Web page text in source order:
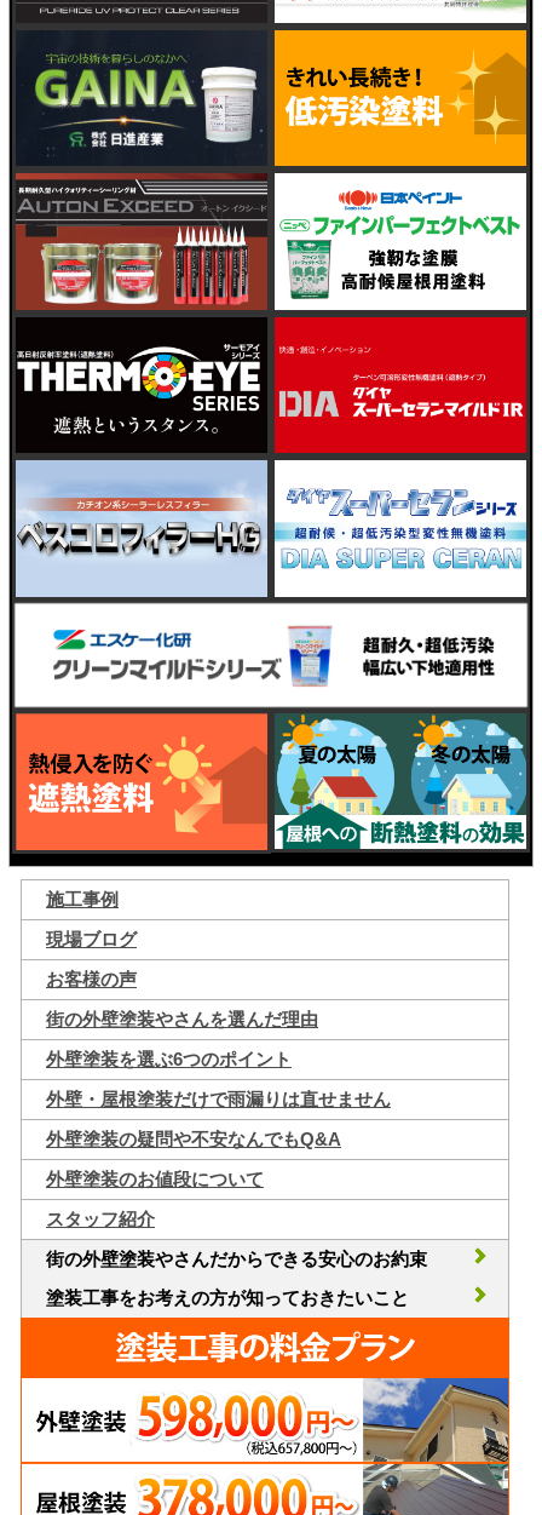
施工事例
現場ブログ
お客様の声
街の外壁塗装やさんを選んだ理由
外壁塗装を選ぶ6つのポイント
外壁・屋根塗装だけで雨漏りは直せません
外壁塗装の疑問や不安なんでもQ&A
外壁塗装のお値段について
スタッフ紹介
街の外壁塗装やさんだからできる安心のお約束
塗装工事をお考えの方が知っておきたいこと